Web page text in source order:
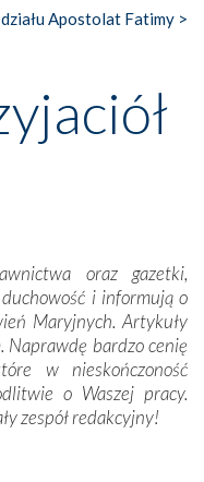
których celem były
– w podzięce za
bitwie o
potężna, a zarazem
dzieł,
twórców o detale,
wizjonerów – Łucji
i Franciszka Marto.
Odprawiliśmy Drogę
odwiedziliśmy
zapaliliśmy świece
Apostolat Fatimy >
oraz gazetki,
i informują o
Maryjnych. Artykuły
Naprawdę bardzo cenię
w nieskończoność
o Waszej pracy.
zespół redakcyjny!